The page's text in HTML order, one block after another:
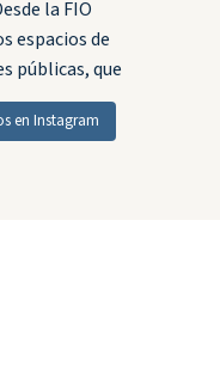
en Instagram